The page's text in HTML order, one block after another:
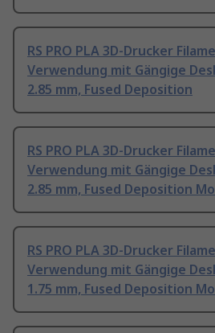
RS PRO PLA 3D-Drucker
Verwendung mit Gängige
2.85 mm, Fused Deposition
RS PRO PLA 3D-Drucker
Verwendung mit Gängige
2.85 mm, Fused Deposition
RS PRO PLA 3D-Drucker
Verwendung mit Gängige
1.75 mm, Fused Deposition